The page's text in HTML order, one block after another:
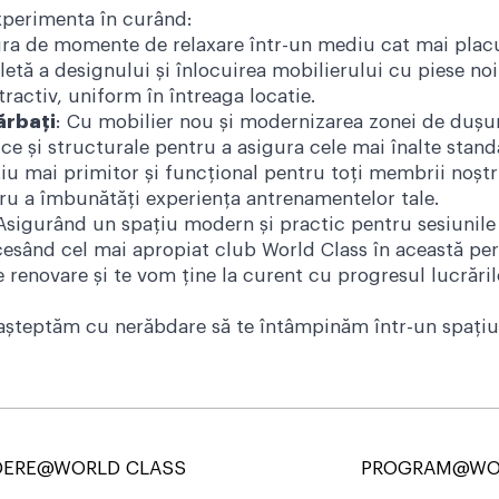
în curând:
de momente de relaxare într-un mediu cat mai
a designului și înlocuirea mobilierului cu piese
uniform în întreaga locatie.
: Cu mobilier nou și modernizarea zonei de
și structurale pentru a asigura cele mai înalte
mai primitor și funcțional pentru toți membrii
a îmbunătăți experiența antrenamentelor tale.
un spațiu modern și practic pentru sesiunile
cel mai apropiat club World Class în această
și te vom ține la curent cu progresul
cu nerăbdare să te întâmpinăm într-un
CLASS